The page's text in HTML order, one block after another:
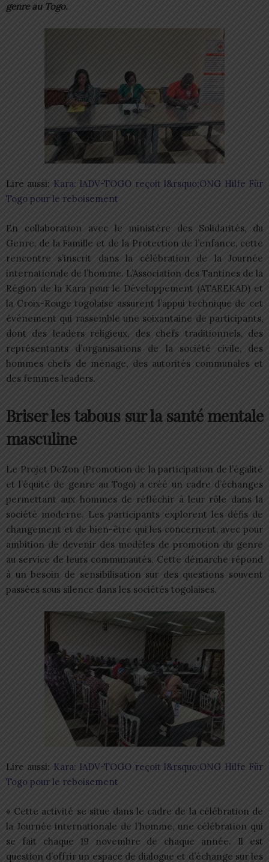
genre au Togo.
Lire aussi: Kara: IADV-TOGO reçoit l&rsquo;ONG Hilfe Für
Togo pour le reboisement
En collaboration avec le ministère des Solidarités, du
Genre, de la Famille et de la Protection de l’enfance, cette
rencontre s’inscrit dans la célébration de la Journée
internationale de l’homme. L’Association des Tantines de la
Région de la Kara pour le Développement (ATAREKAD) et
la Croix-Rouge togolaise assurent l’appui technique de cet
événement qui rassemble une soixantaine de participants,
dont des leaders religieux, des chefs traditionnels, des
représentants d’organisations de la société civile, des
hommes chefs de ménage, des autorités communales et
des femmes leaders.
Briser les tabous sur la santé mentale
masculine
Le Projet DeZon (Promotion de la participation de l’égalité
et l’équité de genre au Togo) a créé un cadre d’échanges
permettant aux hommes de réfléchir à leur rôle dans la
société moderne. Les participants explorent les défis de
changement et de bien-être qui les concernent, avec pour
ambition de devenir des modèles de promotion du genre
au service de leurs communautés. Cette démarche répond
à un besoin de sensibilisation sur des questions souvent
passées sous silence dans les sociétés togolaises.
Lire aussi: Kara: IADV-TOGO reçoit l&rsquo;ONG Hilfe Für
Togo pour le reboisement
« Cette activité se situe dans le cadre de la célébration de
la Journée internationale de l’homme, une célébration qui
se fait chaque 19 novembre de chaque année. Il est
question d’offrir un espace de dialogue et d’échange sur les